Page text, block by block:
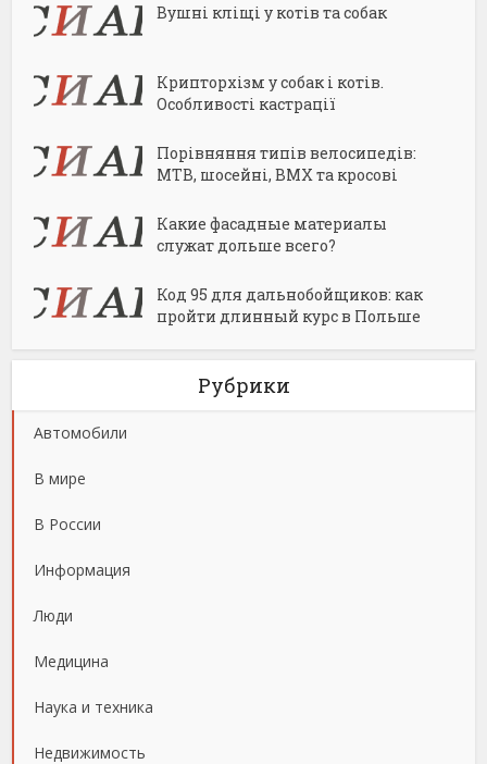
Вушні кліщі у котів та собак
Крипторхізм у собак і котів.
Особливості кастрації
Порівняння типів велосипедів:
MTB, шосейні, BMX та кросові
Какие фасадные материалы
служат дольше всего?
Код 95 для дальнобойщиков: как
пройти длинный курс в Польше
Рубрики
Автомобили
В мире
В России
Информация
Люди
Медицина
Наука и техника
Недвижимость